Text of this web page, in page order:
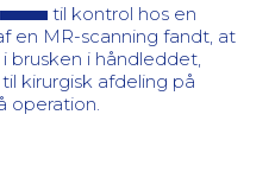
til kontrol hos en
en MR-scanning fandt, at
brusken i håndleddet,
kirurgisk afdeling på
operation.